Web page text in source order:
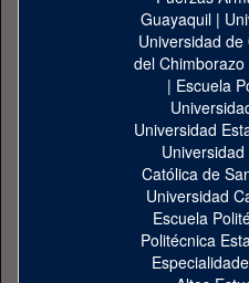
Guayaquil|
Universidad de
del Chimborazo
| Escuela
Universidad
Católica de
Universidad
Escuela
Politécnica